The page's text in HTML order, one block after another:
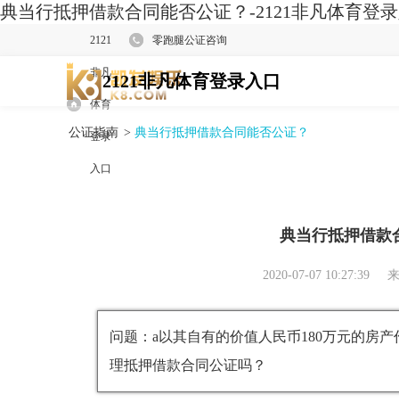
典当行抵押借款合同能否公证？-2121非凡体育登
2121
非凡
体育
登录
入口
零跑腿公证咨询
2121非凡体育登录入口
公证指南 > 典当行抵押借款合同能否公证？
典当行抵押借款
2020-07-07 10:27:39
问题：a以其自有的价值人民币180万元的房
理抵押借款合同公证吗？